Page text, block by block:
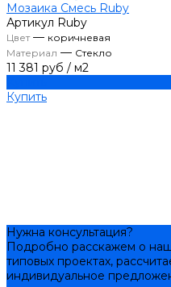
Мозаика Смесь Ruby
Артикул Ruby
Цвет— коричневая
Материал — Стекло
11 381 руб / м2
Купить
Нужна консультация?
Подробно расскажем о
типовых проектах,
индивидуальное